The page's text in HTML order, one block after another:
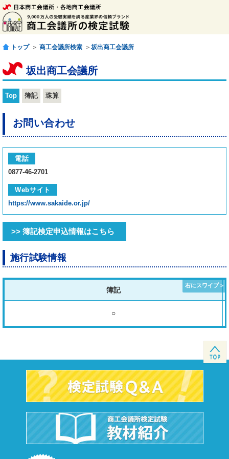
トップ ＞ 商工会議所検索 ＞ 坂出商工会議所
坂出商工会議所
Top 簿記 珠算
お問い合わせ
電話
0877-46-2701
Webサイト
https://www.sakaide.or.jp/
>> 簿記検定申込情報はこちら
施行試験情報
簿記
○